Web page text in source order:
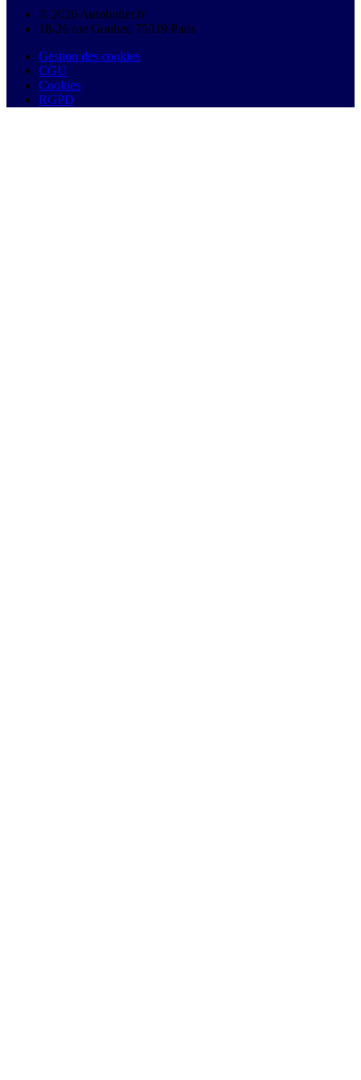
© 2026 Autobutler.fr
18-26 rue Goubet, 75019 Paris
Gestion des cookies
CGU
Cookies
RGPD